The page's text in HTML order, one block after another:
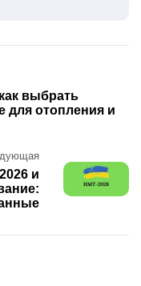
выбрать
для отопления и
и